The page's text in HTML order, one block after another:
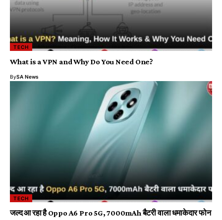
TECH
What is a VPN and Why Do You Need One?
BySA News
TECH
जल्द आ रहा है Oppo A6 Pro 5G, 7000mAh बैटरी वाला धमाकेदार फोन